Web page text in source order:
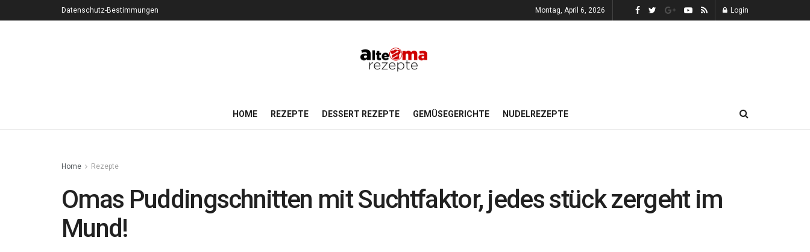
Datenschutz-Bestimmungen Montag, April 6, 2026 Login
HOME REZEPTE DESSERT REZEPTE GEMÜSEGERICHTE NUDELREZEPTE
Home Rezepte
Omas Puddingschnitten mit Suchtfaktor, jedes stück zergeht im
Mund!